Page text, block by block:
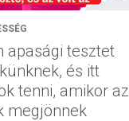
apasági tesztet
és itt
tenni, amikor az
megjönnek